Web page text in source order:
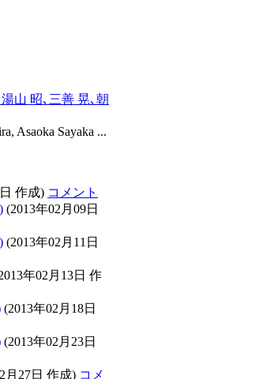
山 昭､三善 晃､朝
Asaoka Sayaka ...
作成) コメント
(2013年02月09日
(2013年02月11日
年02月13日 作
(2013年02月18日
(2013年02月23日
月27日 作成) コメ